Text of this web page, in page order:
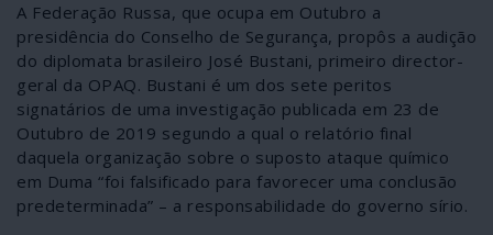
A Federação Russa, que ocupa em Outubro a
presidência do Conselho de Segurança, propôs a audição
do diplomata brasileiro José Bustani, primeiro director-
geral da OPAQ. Bustani é um dos sete peritos
signatários de uma investigação publicada em 23 de
Outubro de 2019 segundo a qual o relatório final
daquela organização sobre o suposto ataque químico
em Duma “foi falsificado para favorecer uma conclusão
predeterminada” – a responsabilidade do governo sírio.